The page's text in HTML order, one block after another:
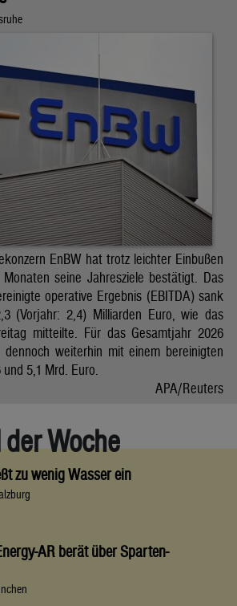
EnBW hat trotz leichter Einbußen
seine Jahresziele bestätigt. Das
operative Ergebnis (EBITDA) sank
(Vorjahr: 2,4) Milliarden Euro, wie das
mitteilte. Für das Gesamtjahr 2026
dennoch weiterhin mit einem bereinigten
5,1 Mrd. Euro.
APA/Reuters
Woche
zu wenig Wasser ein
AR berät über Sparten-